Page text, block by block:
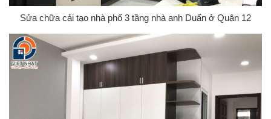
Sửa chữa cải tạo nhà phố 3 tầng nhà anh Duẩn ở Quận 12